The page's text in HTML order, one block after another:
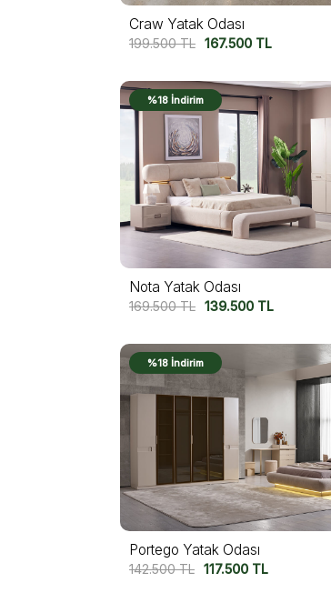
Craw Yatak Odası
199.500TL 167.500 TL
%18 İndirim
Nota Yatak Odası
169.500TL 139.500 TL
%18 İndirim
Portego Yatak Odası
142.500TL 117.500 TL